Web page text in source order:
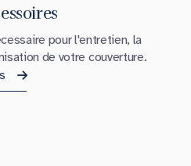
pour l'entretien, la
de votre couverture.